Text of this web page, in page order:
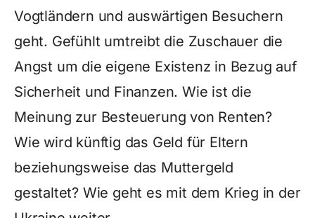
Vogtländern und auswärtigen Besuchern
geht. Gefühlt umtreibt die Zuschauer die
Angst um die eigene Existenz in Bezug auf
Sicherheit und Finanzen. Wie ist die
Meinung zur Besteuerung von Renten?
Wie wird künftig das Geld für Eltern
beziehungsweise das Muttergeld
gestaltet? Wie geht es mit dem Krieg in der